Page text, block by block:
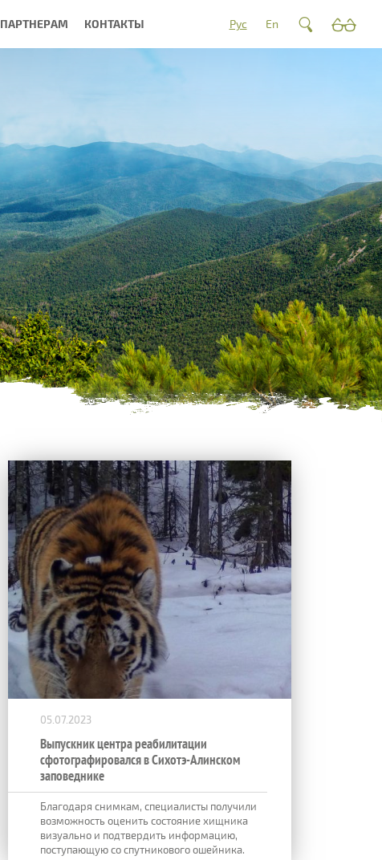
ПАРТНЕРАМ КОНТАКТЫ Рус En
05.07.2023
Выпускник центра реабилитации
сфотографировался в Сихотэ-Алинском
заповеднике
Благодаря снимкам, специалисты получили
возможность оценить состояние хищника
визуально и подтвердить информацию,
поступающую со спутникового ошейника.